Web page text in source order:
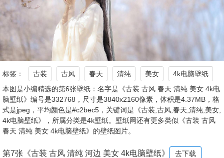
标签： 古装 古风 春天 清纯 美女
4k电脑壁纸
本图是小编精选的第6张壁纸：名字是《古装 古风 春天 清纯 美女 4k电
脑壁纸》编号是332768，尺寸是3840x2160像素，体积是4.37MB，格
式是jpeg，平均颜色是#c2bec5，关键词是《古装,古风,春天,清纯,美女,
4k电脑壁纸》，所属分类是4k壁纸。壁纸网还有更多类似《古装 古风
春天 清纯 美女 4k电脑壁纸》的壁纸图片。
第7张《古装 古风 清纯 河边 美女 4k电脑壁纸》 去下载